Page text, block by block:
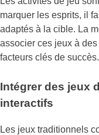
marquer les esprits, il
adaptés à la cible. La
associer ces jeux à
facteurs clés de succès.
Intégrer des jeux
interactifs
Les jeux traditionnels